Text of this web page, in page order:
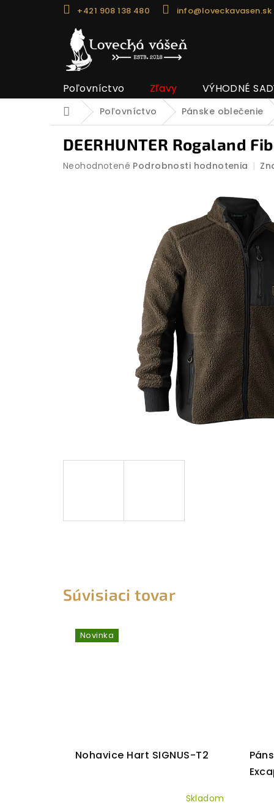
+421 908 138 480 info@loveckavasen.sk
Poľovníctvo Zľavy VÝHODNÉ
DomovPoľovníctvo Pánske oblečenie
DEERHUNTER Rogaland
Priemerné
Neohodnotené Podrobnosti hodnotenia
Súvisiaci tovar
Novinka
Nohavice Hart SIGNUS-T2
Skladom